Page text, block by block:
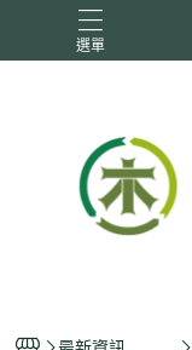
選單
優惠活動 安定情緒